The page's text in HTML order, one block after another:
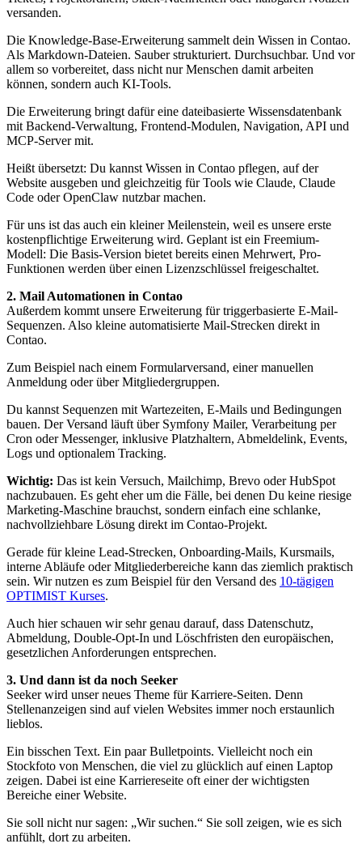
versanden.
Die Knowledge-Base-Erweiterung sammelt dein Wissen in Contao.
Als Markdown-Dateien. Sauber strukturiert. Durchsuchbar. Und vor
allem so vorbereitet, dass nicht nur Menschen damit arbeiten
können, sondern auch KI-Tools.
Die Erweiterung bringt dafür eine dateibasierte Wissensdatenbank
mit Backend-Verwaltung, Frontend-Modulen, Navigation, API und
MCP-Server mit.
Heißt übersetzt: Du kannst Wissen in Contao pflegen, auf der
Website ausgeben und gleichzeitig für Tools wie Claude, Claude
Code oder OpenClaw nutzbar machen.
Für uns ist das auch ein kleiner Meilenstein, weil es unsere erste
kostenpflichtige Erweiterung wird. Geplant ist ein Freemium-
Modell: Die Basis-Version bietet bereits einen Mehrwert, Pro-
Funktionen werden über einen Lizenzschlüssel freigeschaltet.
2. Mail Automationen in Contao
Außerdem kommt unsere Erweiterung für triggerbasierte E-Mail-
Sequenzen. Also kleine automatisierte Mail-Strecken direkt in
Contao.
Zum Beispiel nach einem Formularversand, einer manuellen
Anmeldung oder über Mitgliedergruppen.
Du kannst Sequenzen mit Wartezeiten, E-Mails und Bedingungen
bauen. Der Versand läuft über Symfony Mailer, Verarbeitung per
Cron oder Messenger, inklusive Platzhaltern, Abmeldelink, Events,
Logs und optionalem Tracking.
Wichtig: Das ist kein Versuch, Mailchimp, Brevo oder HubSpot
nachzubauen. Es geht eher um die Fälle, bei denen Du keine riesige
Marketing-Maschine brauchst, sondern einfach eine schlanke,
nachvollziehbare Lösung direkt im Contao-Projekt.
Gerade für kleine Lead-Strecken, Onboarding-Mails, Kursmails,
interne Abläufe oder Mitgliederbereiche kann das ziemlich praktisch
sein. Wir nutzen es zum Beispiel für den Versand des 10-tägigen
OPTIMIST Kurses.
Auch hier schauen wir sehr genau darauf, dass Datenschutz,
Abmeldung, Double-Opt-In und Löschfristen den europäischen,
gesetzlichen Anforderungen entsprechen.
3. Und dann ist da noch Seeker
Seeker wird unser neues Theme für Karriere-Seiten. Denn
Stellenanzeigen sind auf vielen Websites immer noch erstaunlich
lieblos.
Ein bisschen Text. Ein paar Bulletpoints. Vielleicht noch ein
Stockfoto von Menschen, die viel zu glücklich auf einen Laptop
zeigen. Dabei ist eine Karriereseite oft einer der wichtigsten
Bereiche einer Website.
Sie soll nicht nur sagen: „Wir suchen.“ Sie soll zeigen, wie es sich
anfühlt, dort zu arbeiten.